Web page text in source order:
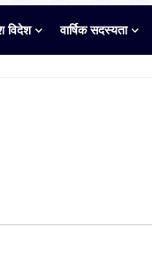
विदेश वार्षिक सदस्यता